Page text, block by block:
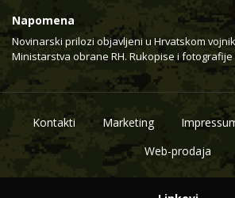
Napomena
Novinarski prilozi objavljeni u Hrvatskom
Ministarstva obrane RH. Rukopise i fotografije
Kontakti Marketing
Web-prodaja